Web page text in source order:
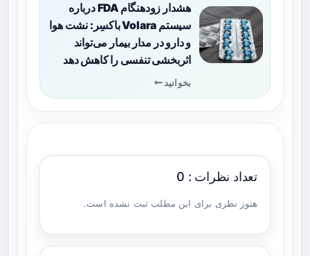
هشدار زودهنگام FDA درباره
سیستم Volara باکسِر: نشت هوا
و دارو در مدار بیمار می‌تواند
اثربخشی تنفسی را کاهش دهد
بخوانید
تعداد نظرات : 0
هنوز نظری برای این مطلب ثبت نشده است.